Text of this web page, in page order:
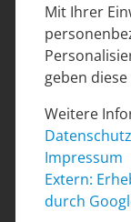
Mit Ihrer
geben
Weitere
Impressum
Extern:
durch